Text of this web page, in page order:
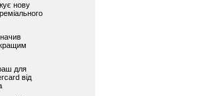
нову
для
від